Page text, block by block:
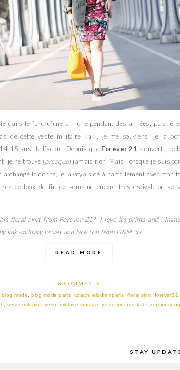
dans le fond d’une armoire pendant des années, puis,
de cette veste militaire kaki, je me souviens, je la
15 ans. Je l’adore. Depuis que Forever 21 a ouvert une
je ne trouve (presque) jamais rien. Mais, lorsque je suis
changé la donne, je la voyais déjà parfaitement avec mon
ce look de fin de semaine encore très estival, on se
floral skirt from Forever 21? I love its prints and I
kaki-military jacket and lace top from H&M. xx
READ MORE
8 COMMENTS
blog mode, blog mode paris, coach,elodieinparis, floral skirt, forever21
, veste militaire , veste militaire vintage, veste vintage kaki, zerouv
STAY